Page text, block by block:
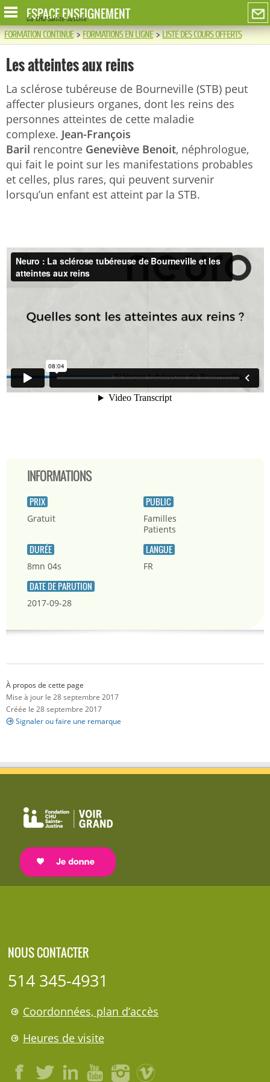
ESPACE ENSEIGNEMENT
du CHU Sainte-Justine
FORMATION CONTINUE>FORMATIONS EN LIGNE>LISTE DES COURS OFFERTS
Les atteintes aux reins
La sclérose tubéreuse de Bourneville (STB) peut
affecter plusieurs organes, dont les reins des
personnes atteintes de cette maladie
complexe. Jean-François
Baril rencontre Geneviève Benoit, néphrologue,
qui fait le point sur les manifestations probables
et celles, plus rares, qui peuvent survenir
lorsqu’un enfant est atteint par la STB.
INFORMATIONS
PRIX
Gratuit
PUBLIC
Familles
Patients
DURÉE
8mn 04s
LANGUE
FR
DATE DE PARUTION
2017-09-28
À propos de cette page
Mise à jour le 28 septembre 2017
Créée le 28 septembre 2017
Signaler ou faire une remarque
NOUS CONTACTER
514 345-4931
Coordonnées, plan d’accès
Heures de visite